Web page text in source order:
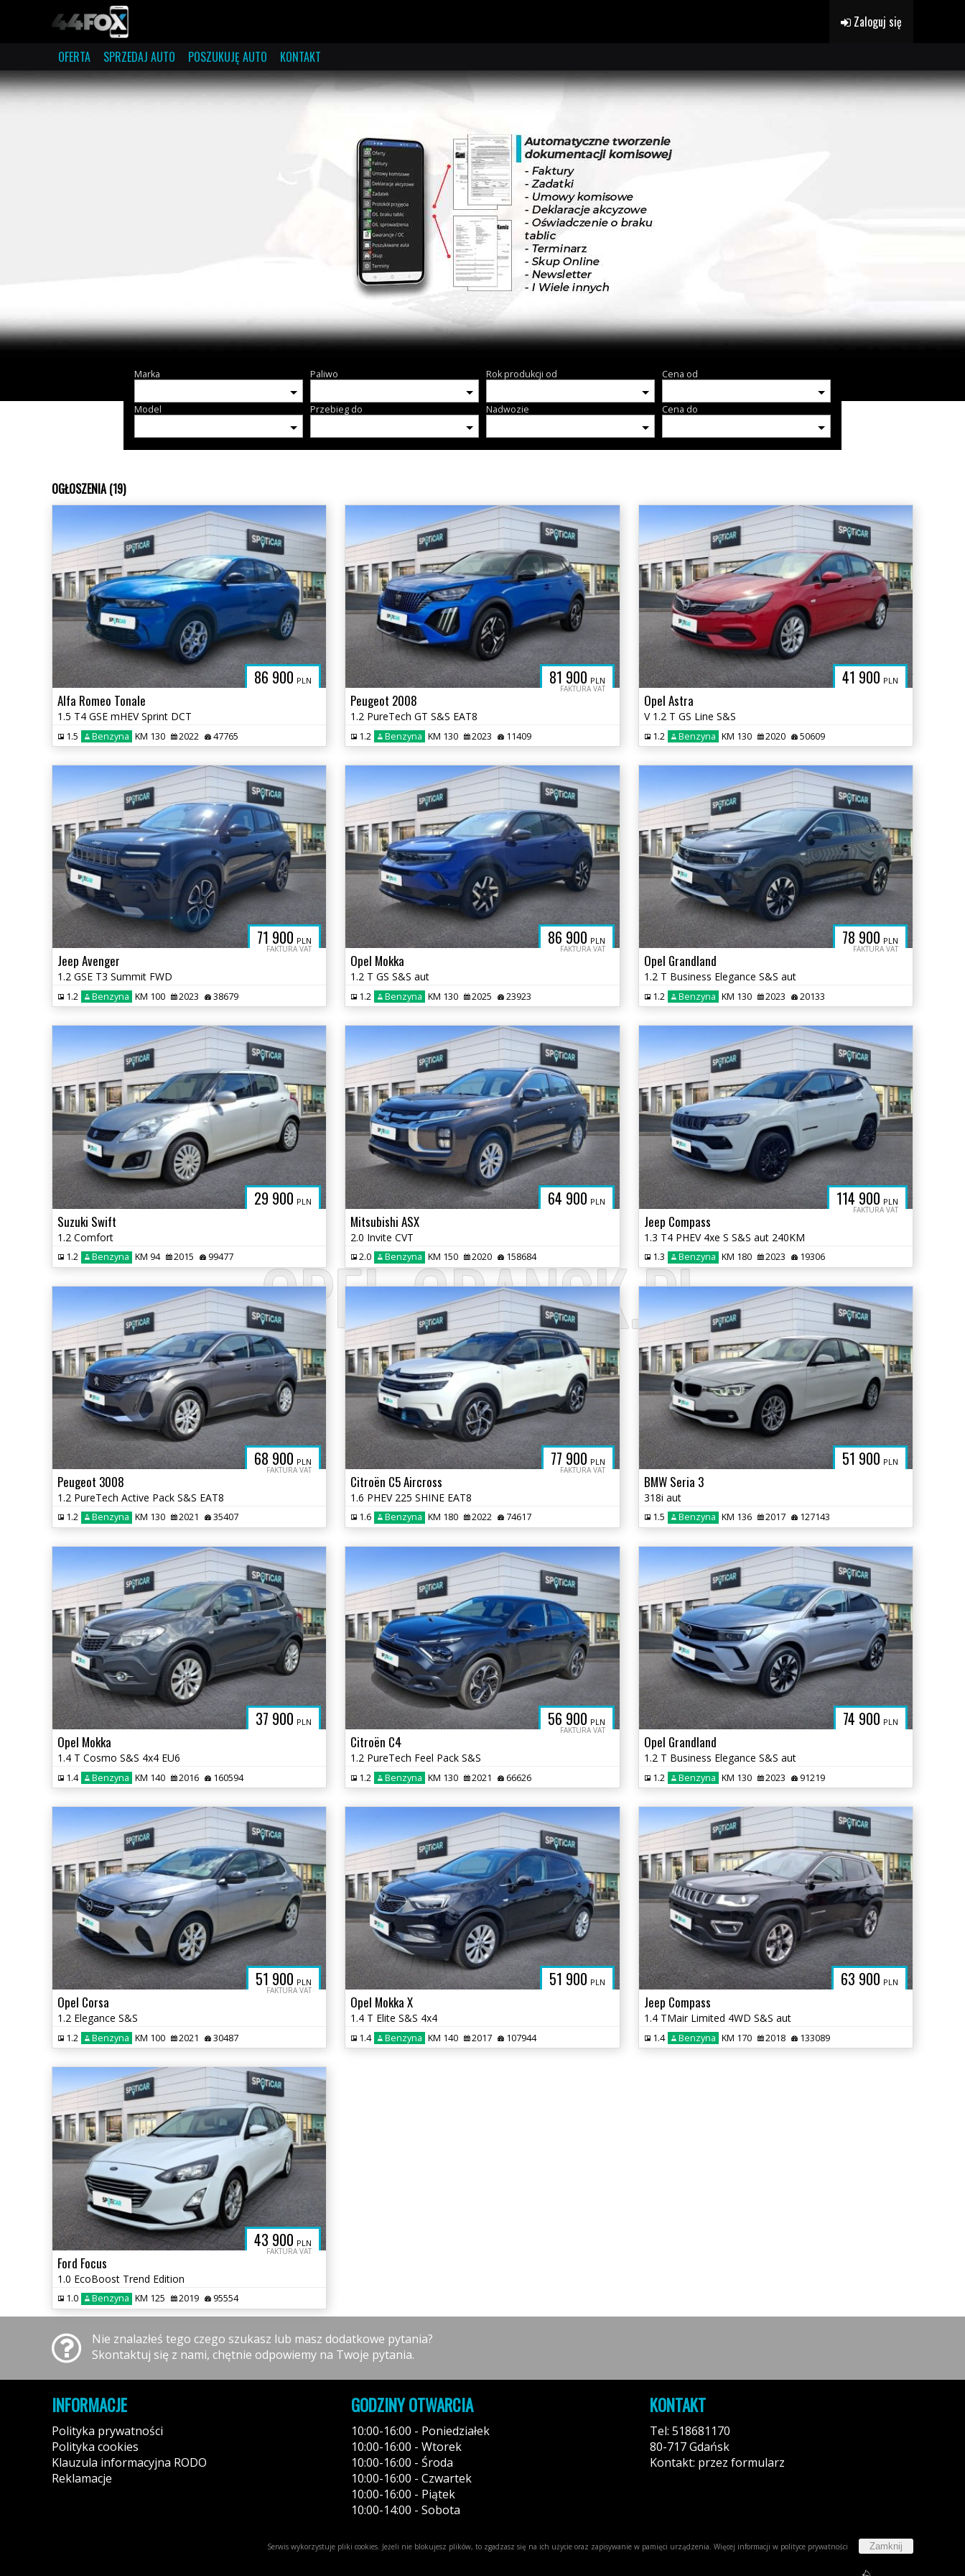
Zaloguj się
OFERTA SPRZEDAJ AUTO POSZUKUJĘ AUTO KONTAKT
Marka Paliwo Rok produkcji od Cena od
Model Przebieg do Nadwozie Cena do
OGŁOSZENIA (19)
86 900 PLN
Alfa Romeo Tonale
1.5 T4 GSE mHEV Sprint DCT
1.5 Benzyna KM 130 2022 47765
81 900 PLN
FAKTURA VAT
Peugeot 2008
1.2 PureTech GT S&S EAT8
1.2 Benzyna KM 130 2023 11409
41 900 PLN
Opel Astra
V 1.2 T GS Line S&S
1.2 Benzyna KM 130 2020 50609
71 900 PLN
FAKTURA VAT
Jeep Avenger
1.2 GSE T3 Summit FWD
1.2 Benzyna KM 100 2023 38679
86 900 PLN
FAKTURA VAT
Opel Mokka
1.2 T GS S&S aut
1.2 Benzyna KM 130 2025 23923
78 900 PLN
FAKTURA VAT
Opel Grandland
1.2 T Business Elegance S&S aut
1.2 Benzyna KM 130 2023 20133
29 900 PLN
Suzuki Swift
1.2 Comfort
1.2 Benzyna KM 94 2015 99477
64 900 PLN
Mitsubishi ASX
2.0 Invite CVT
2.0 Benzyna KM 150 2020 158684
114 900 PLN
FAKTURA VAT
Jeep Compass
1.3 T4 PHEV 4xe S S&S aut 240KM
1.3 Benzyna KM 180 2023 19306
68 900 PLN
FAKTURA VAT
Peugeot 3008
1.2 PureTech Active Pack S&S EAT8
1.2 Benzyna KM 130 2021 35407
77 900 PLN
FAKTURA VAT
Citroën C5 Aircross
1.6 PHEV 225 SHINE EAT8
1.6 Benzyna KM 180 2022 74617
51 900 PLN
BMW Seria 3
318i aut
1.5 Benzyna KM 136 2017 127143
37 900 PLN
Opel Mokka
1.4 T Cosmo S&S 4x4 EU6
1.4 Benzyna KM 140 2016 160594
56 900 PLN
FAKTURA VAT
Citroën C4
1.2 PureTech Feel Pack S&S
1.2 Benzyna KM 130 2021 66626
74 900 PLN
Opel Grandland
1.2 T Business Elegance S&S aut
1.2 Benzyna KM 130 2023 91219
51 900 PLN
FAKTURA VAT
Opel Corsa
1.2 Elegance S&S
1.2 Benzyna KM 100 2021 30487
51 900 PLN
Opel Mokka X
1.4 T Elite S&S 4x4
1.4 Benzyna KM 140 2017 107944
63 900 PLN
Jeep Compass
1.4 TMair Limited 4WD S&S aut
1.4 Benzyna KM 170 2018 133089
43 900 PLN
FAKTURA VAT
Ford Focus
1.0 EcoBoost Trend Edition
1.0 Benzyna KM 125 2019 95554
Nie znalazłeś tego czego szukasz lub masz dodatkowe pytania?
Skontaktuj się z nami, chętnie odpowiemy na Twoje pytania.
INFORMACJE
Polityka prywatności
Polityka cookies
Klauzula informacyjna RODO
Reklamacje
GODZINY OTWARCIA
10:00-16:00 - Poniedziałek
10:00-16:00 - Wtorek
10:00-16:00 - Środa
10:00-16:00 - Czwartek
10:00-16:00 - Piątek
10:00-14:00 - Sobota
KONTAKT
Tel: 518681170
80-717 Gdańsk
Kontakt: przez formularz
Serwis wykorzystuje pliki cookies. Jeżeli nie blokujesz plików, to zgadzasz się na ich użycie oraz zapisywanie w pamięci urządzenia. Więcej informacji w polityce prywatności Zamknij
OPEL-GDANSK.PL